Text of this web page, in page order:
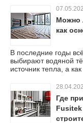
Можно
как
В последние годы
выбирают водяной
источник тепла, а
Где